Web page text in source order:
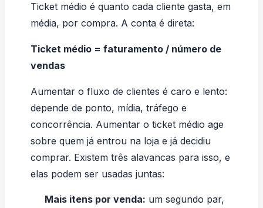
Ticket médio é quanto cada cliente gasta, em
média, por compra. A conta é direta:
Ticket médio = faturamento / número de
vendas
Aumentar o fluxo de clientes é caro e lento:
depende de ponto, mídia, tráfego e
concorrência. Aumentar o ticket médio age
sobre quem já entrou na loja e já decidiu
comprar. Existem três alavancas para isso, e
elas podem ser usadas juntas:
Mais itens por venda: um segundo par,